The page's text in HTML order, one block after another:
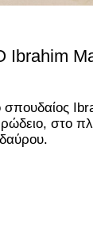
Ibrahim
σπουδαίος
στο